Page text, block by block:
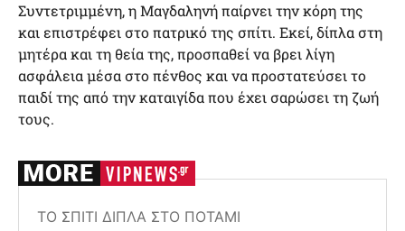
Συντετριμμένη, η Μαγδαληνή παίρνει την κόρη της
και επιστρέφει στο πατρικό της σπίτι. Εκεί, δίπλα στη
μητέρα και τη θεία της, προσπαθεί να βρει λίγη
ασφάλεια μέσα στο πένθος και να προστατεύσει το
παιδί της από την καταιγίδα που έχει σαρώσει τη ζωή
τους.
ΤΟ ΣΠΊΤΙ ΔΊΠΛΑ ΣΤΟ ΠΟΤΆΜΙ